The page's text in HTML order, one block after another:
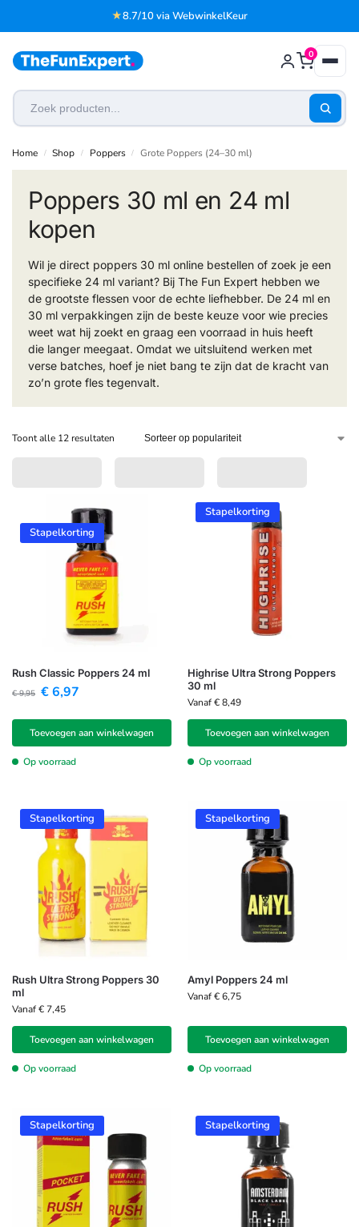
★8.7/10 via WebwinkelKeur
0
Home / Shop / Poppers / Grote Poppers (24–30 ml)
Poppers 30 ml en 24 ml
kopen
Wil je direct poppers 30 ml online bestellen of zoek je een
specifieke 24 ml variant? Bij The Fun Expert hebben we
de grootste flessen voor de echte liefhebber. De 24 ml en
30 ml verpakkingen zijn de beste keuze voor wie precies
weet wat hij zoekt en graag een voorraad in huis heeft
die langer meegaat. Omdat we uitsluitend werken met
verse batches, hoef je niet bang te zijn dat de kracht van
zo’n grote fles tegenvalt.
Toont alle 12 resultaten
Stapelkorting
Rush Classic Poppers 24 ml
€9,95 €6,97
Toevoegen aan winkelwagen
Op voorraad
Stapelkorting
Highrise Ultra Strong Poppers
30 ml
Vanaf€8,49
Toevoegen aan winkelwagen
Op voorraad
Stapelkorting
Rush Ultra Strong Poppers 30
ml
Vanaf€ 7,45
Toevoegen aan winkelwagen
Op voorraad
Stapelkorting
Amyl Poppers 24 ml
Vanaf€6,75
Toevoegen aan winkelwagen
Op voorraad
Stapelkorting Stapelkorting